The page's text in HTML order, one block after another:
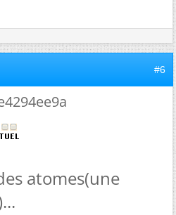
#6
atomes(une